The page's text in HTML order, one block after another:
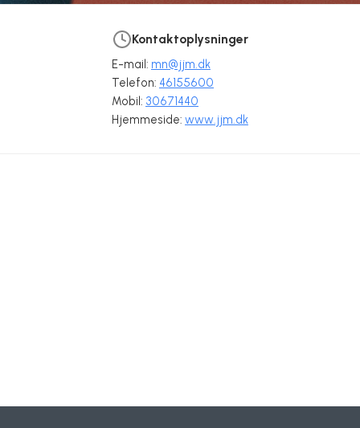
Kontaktoplysninger
E-mail: mn@jjm.dk
Telefon: 46155600
Mobil: 30671440
Hjemmeside: www.jjm.dk